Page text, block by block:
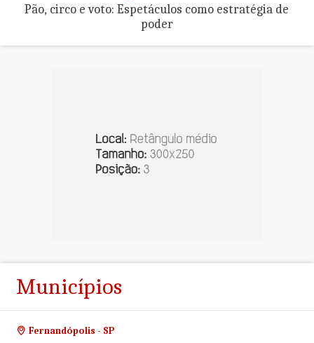
Pão, circo e voto: Espetáculos como estratégia de
poder
Municípios
Fernandópolis - SP